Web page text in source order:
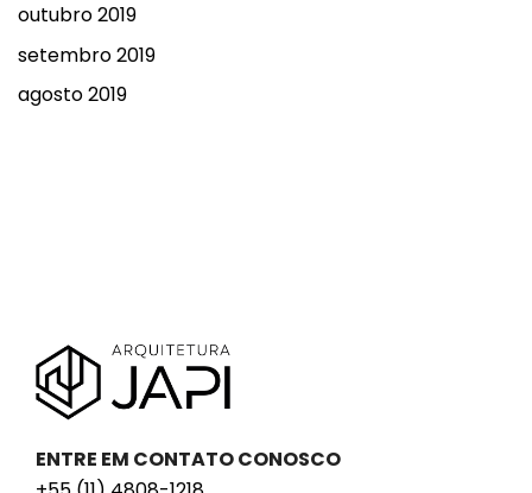
outubro 2019
setembro 2019
agosto 2019
ENTRE EM CONTATO CONOSCO